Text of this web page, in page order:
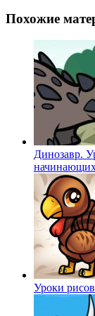
Похожие
Динозавр.
Уроки